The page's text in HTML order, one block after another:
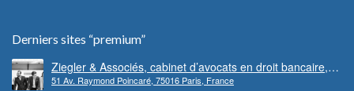
Derniers sites “premium”
Ziegler & Associés, cabinet d’avocats en droit bancaire,
cryptomonnaie et escroqueries financières
51 Av. Raymond Poincaré, 75016 Paris, France